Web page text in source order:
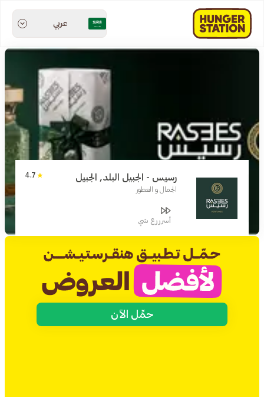
عربي
رسيس - الجبيل البلد, الجبيل
الجمال و العطور
4.7
أسرررع شي
حمِّل الآن